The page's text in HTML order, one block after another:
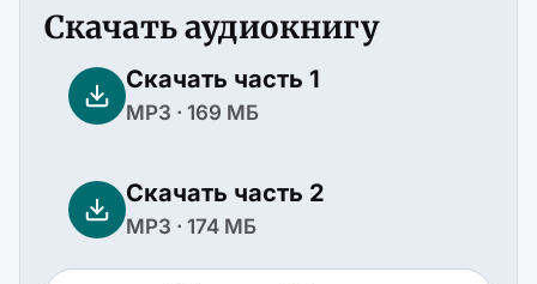
Скачать аудиокнигу
Скачать часть 1
MP3 · 169 МБ
Скачать часть 2
MP3 · 174 МБ